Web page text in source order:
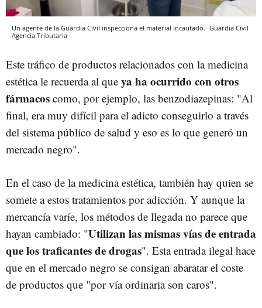
Un agente de la Guardia Civil inspecciona el material incautado. Guardia Civil
Agencia Tributaria
Este tráfico de productos relacionados con la medicina
estética le recuerda al que ya ha ocurrido con otros
fármacos como, por ejemplo, las benzodiazepinas: "Al
final, era muy difícil para el adicto conseguirlo a través
del sistema público de salud y eso es lo que generó un
mercado negro".
En el caso de la medicina estética, también hay quien se
somete a estos tratamientos por adicción. Y aunque la
mercancía varíe, los métodos de llegada no parece que
hayan cambiado: "Utilizan las mismas vías de entrada
que los traficantes de drogas". Esta entrada ilegal hace
que en el mercado negro se consigan abaratar el coste
de productos que "por vía ordinaria son caros".